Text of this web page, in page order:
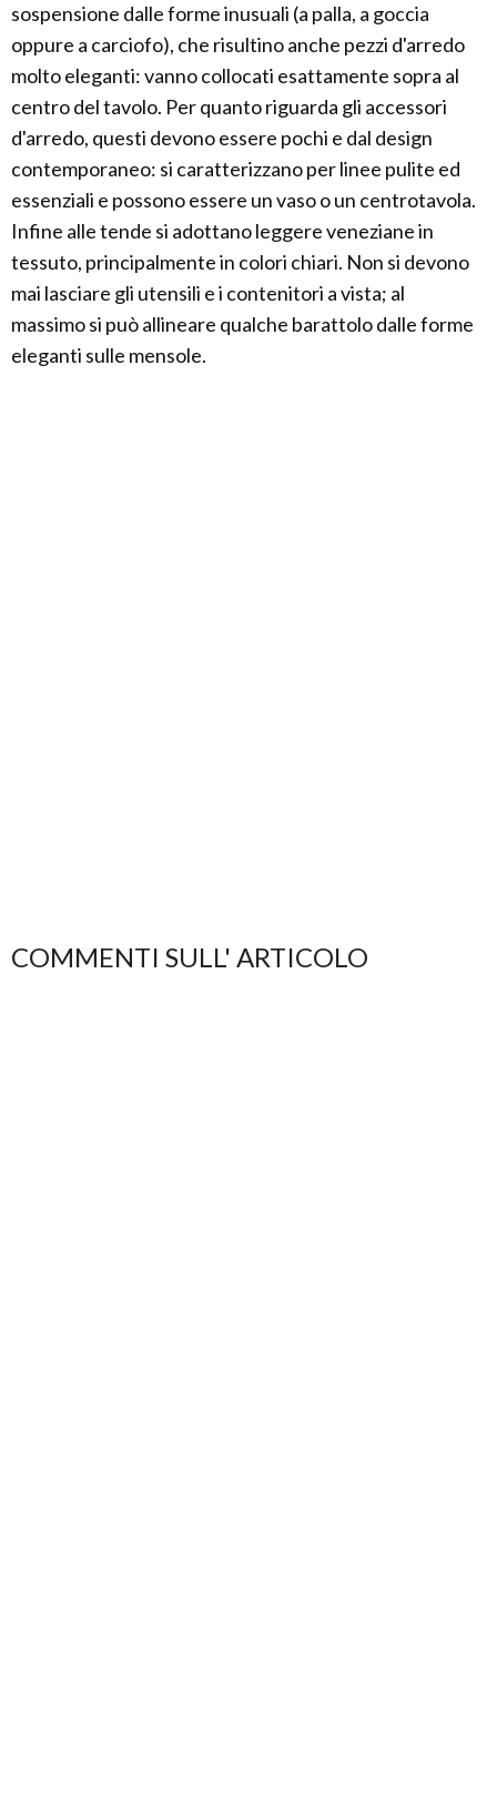
sospensione dalle forme inusuali (a palla, a goccia
oppure a carciofo), che risultino anche pezzi d'arredo
molto eleganti: vanno collocati esattamente sopra al
centro del tavolo. Per quanto riguarda gli accessori
d'arredo, questi devono essere pochi e dal design
contemporaneo: si caratterizzano per linee pulite ed
essenziali e possono essere un vaso o un centrotavola.
Infine alle tende si adottano leggere veneziane in
tessuto, principalmente in colori chiari. Non si devono
mai lasciare gli utensili e i contenitori a vista; al
massimo si può allineare qualche barattolo dalle forme
eleganti sulle mensole.
COMMENTI SULL' ARTICOLO